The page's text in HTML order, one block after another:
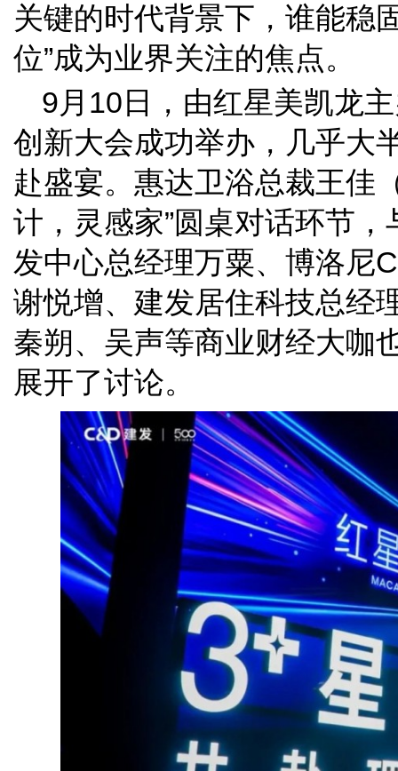
关键的时代背景下，谁能稳
位”成为业界关注的焦点。
9月10日，由红星美凯龙
创新大会成功举办，几乎大
赴盛宴。惠达卫浴总裁王佳
计，灵感家”圆桌对话环节
发中心总经理万粟、博洛尼
谢悦增、建发居住科技总经
秦朔、吴声等商业财经大咖
展开了讨论。